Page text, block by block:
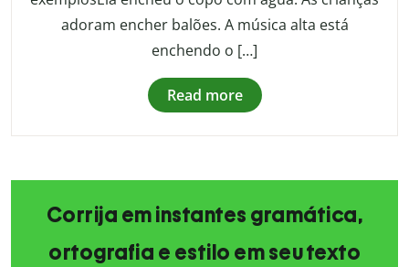
adoram encher balões. A música alta está
enchendo o […]
Read more
Corrija em instantes gramática,
ortografia e estilo em seu texto